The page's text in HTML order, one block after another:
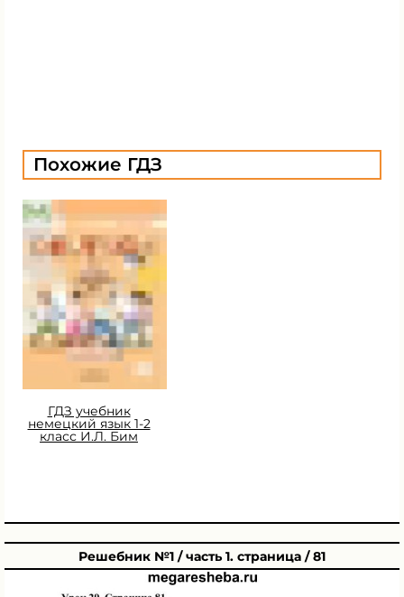
Похожие ГДЗ
ГДЗ учебник
немецкий язык 1-2
класс И.Л. Бим
Решебник №1 / часть 1. страница / 81